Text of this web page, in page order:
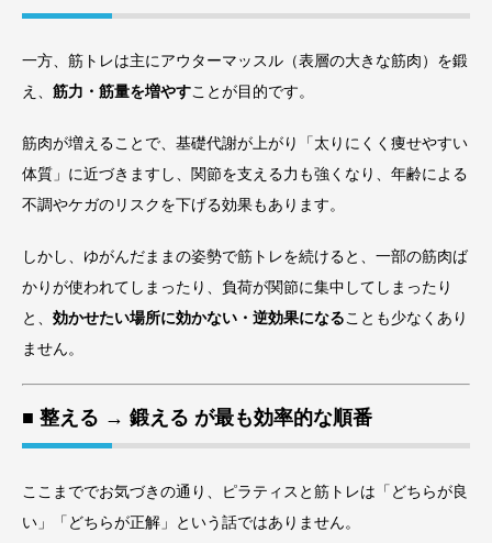
一方、筋トレは主にアウターマッスル（表層の大きな筋肉）を鍛
え、 筋力・筋量を増やすことが目的です。
筋肉が増えることで、基礎代謝が上がり「太りにくく痩せやすい
体質」に近づきますし、関節を支える力も強くなり、年齢による
不調やケガのリスクを下げる効果もあります。
しかし、ゆがんだままの姿勢で筋トレを続けると、一部の筋肉ば
かりが使われてしまったり、負荷が関節に集中してしまったり
と、 効かせたい場所に効かない・逆効果になることも少なくあり
ません。
■ 整える → 鍛える が最も効率的な順番
ここまででお気づきの通り、ピラティスと筋トレは「どちらが良
い」「どちらが正解」という話ではありません。